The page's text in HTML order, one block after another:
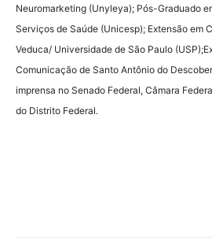
Neuromarketing (Unyleya); Pós-Graduado
Serviços de Saúde (Unicesp); Extensão em
Veduca/ Universidade de São Paulo
Comunicação de Santo Antônio do
imprensa no Senado Federal, Câmara
do Distrito Federal.